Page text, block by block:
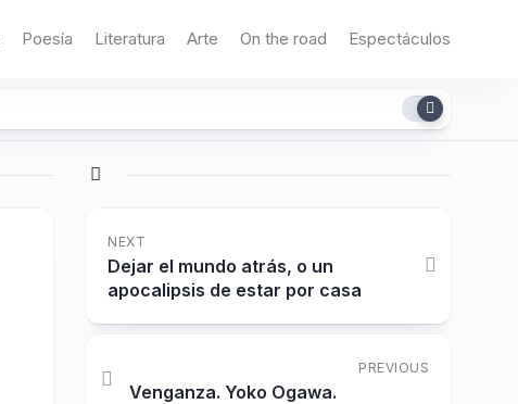
Poesía Literatura Arte On the road Espectáculos
NEXT
Dejar el mundo atrás, o un
apocalipsis de estar por casa
PREVIOUS
Venganza. Yoko Ogawa.